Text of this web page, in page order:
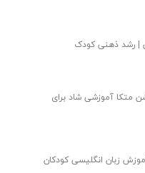
| رشد ذهنی کودک
کودکان ۳ ساله | جشن متکا‌ آموزشی شاد برای
زبان انگلیسی کودکان